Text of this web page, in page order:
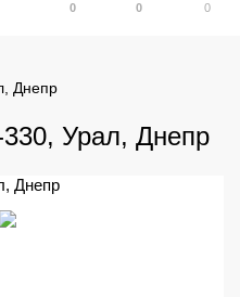
0
0 0
Днепр
Урал, Днепр